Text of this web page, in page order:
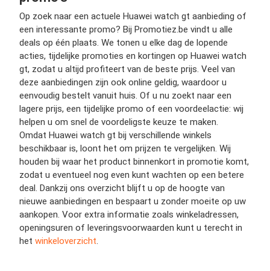
Op zoek naar een actuele Huawei watch gt aanbieding of
een interessante promo? Bij Promotiez.be vindt u alle
deals op één plaats. We tonen u elke dag de lopende
acties, tijdelijke promoties en kortingen op Huawei watch
gt, zodat u altijd profiteert van de beste prijs. Veel van
deze aanbiedingen zijn ook online geldig, waardoor u
eenvoudig bestelt vanuit huis. Of u nu zoekt naar een
lagere prijs, een tijdelijke promo of een voordeelactie: wij
helpen u om snel de voordeligste keuze te maken.
Omdat Huawei watch gt bij verschillende winkels
beschikbaar is, loont het om prijzen te vergelijken. Wij
houden bij waar het product binnenkort in promotie komt,
zodat u eventueel nog even kunt wachten op een betere
deal. Dankzij ons overzicht blijft u op de hoogte van
nieuwe aanbiedingen en bespaart u zonder moeite op uw
aankopen. Voor extra informatie zoals winkeladressen,
openingsuren of leveringsvoorwaarden kunt u terecht in
het winkeloverzicht.